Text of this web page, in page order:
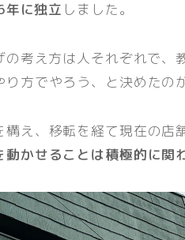
に独立 しました。
の考え方は人それぞれで、
方でやろう、と決めたの
え、移転を経て現在の店舗
かせることは積極的に関